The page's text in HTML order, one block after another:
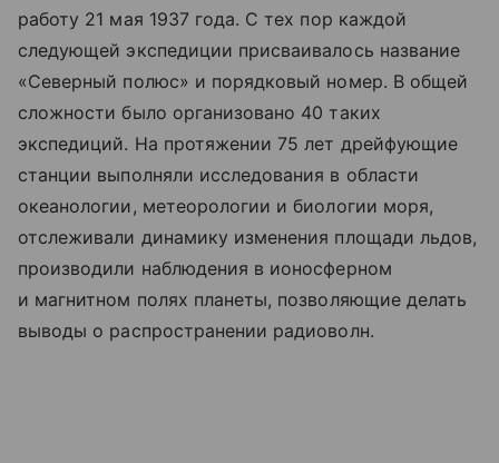
работу 21 мая 1937 года. С тех пор каждой
следующей экспедиции присваивалось название
«Северный полюс» и порядковый номер. В общей
сложности было организовано 40 таких
экспедиций. На протяжении 75 лет дрейфующие
станции выполняли исследования в области
океанологии, метеорологии и биологии моря,
отслеживали динамику изменения площади льдов,
производили наблюдения в ионосферном
и магнитном полях планеты, позволяющие делать
выводы о распространении радиоволн.